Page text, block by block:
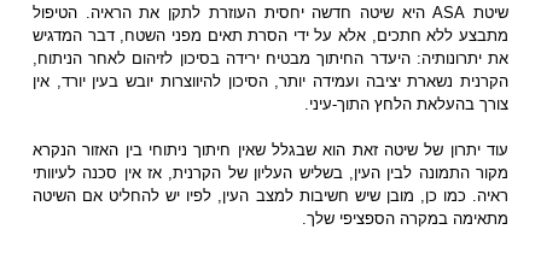
שיטת ASA היא שיטה חדשה יחסית העוזרת לתקן את הראיה. הטיפול
מתבצע ללא חתכים, אלא על ידי הסרת תאים מפני השטח, דבר המדגיש
את יתרונותיה: היעדר החיתוך מבטיח ירידה בסיכון לזיהום לאחר הניתוח,
הקרנית נשארת יציבה ועמידה יותר, הסיכון להיווצרות יובש בעין יורד, אין
צורך בהעלאת הלחץ התוך-עיני.
עוד יתרון של שיטה זאת הוא שבגלל שאין חיתוך ניתוחי בין האזור הנקרא
מקור התמונה לבין העין, בשליש העליון של הקרנית, אז אין סכנה לעיוותי
ראיה. כמו כן, מובן שיש חשיבות למצב העין, לפיו יש להחליט אם השיטה
מתאימה במקרה הספציפי שלך.